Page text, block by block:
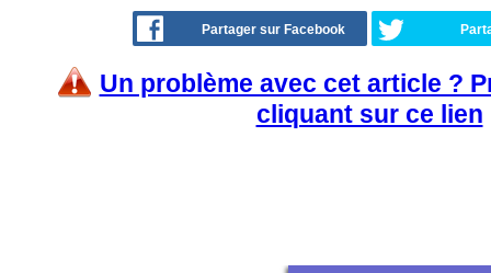
Partager sur Facebook
Un problème avec cet article ?
cliquant sur ce lien